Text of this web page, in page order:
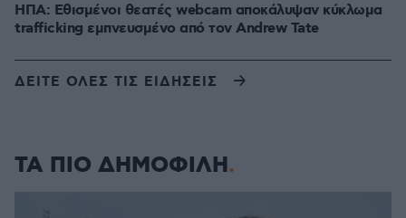
ΗΠΑ: Εθισμένοι θεατές webcam αποκάλυψαν κύκλωμα
trafficking εμπνευσμένο από τον Andrew Tate
ΔΕΙΤΕ ΟΛΕΣ ΤΙΣ ΕΙΔΗΣΕΙΣ
ΤΑ ΠΙΟ ΔΗΜΟΦΙΛΗ